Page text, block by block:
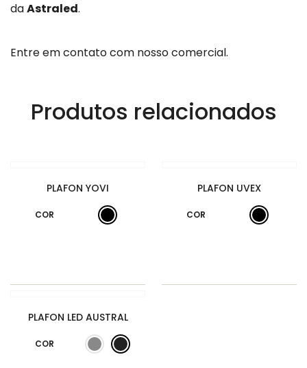
daAstraled.
Entre em contato com nosso comercial.
Produtos relacionados
PLAFON YOVI
COR
PLAFON UVEX
COR
PLAFON LED AUSTRAL
COR